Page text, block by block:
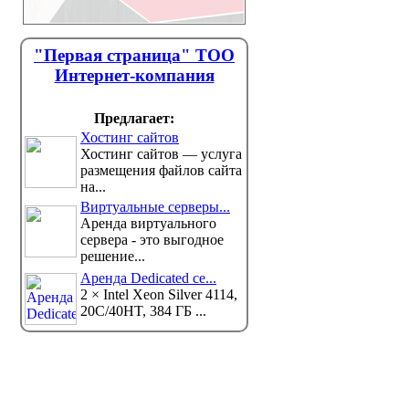
"Первая страница" ТОО
Интернет-компания
Предлагает:
Хостинг сайтов
Хостинг сайтов — услуга
размещения файлов сайта
на...
Виртуальные серверы...
Аренда виртуального
сервера - это выгодное
решение...
Аренда Dedicated се...
2 × Intel Xeon Silver 4114,
20С/40HT, 384 ГБ ...